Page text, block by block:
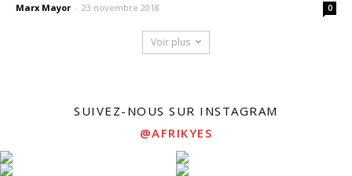
Marx Mayor - 23 novembre 2018 0
Voir plus
SUIVEZ-NOUS SUR INSTAGRAM
@AFRIKYES